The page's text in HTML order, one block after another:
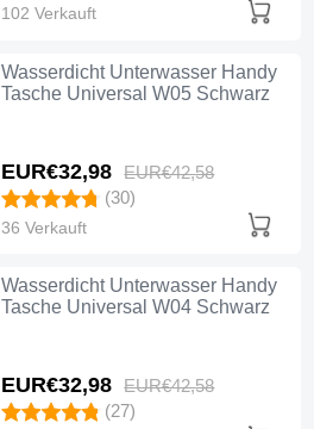
102 Verkauft
Wasserdicht Unterwasser Handy
Tasche Universal W05 Schwarz
EUR€32,98 EUR€42,58
(30)
36 Verkauft
Wasserdicht Unterwasser Handy
Tasche Universal W04 Schwarz
EUR€32,98 EUR€42,58
(27)